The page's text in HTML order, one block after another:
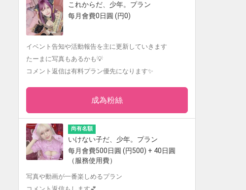
これからだ、少年。プラン
每月會費0日圓 (円0)
イベント告知や活動報告を主に更新していきます
たーまに写真もあるかも💡
コメント返信は有料プラン優先になります✨
成為粉絲
尚有名額
いけない子だ、少年。プラン
每月會費500日圓 (円500) + 40日圓
（服務使用費）
写真や動画が一番楽しめるプラン
コメント返信もします💕